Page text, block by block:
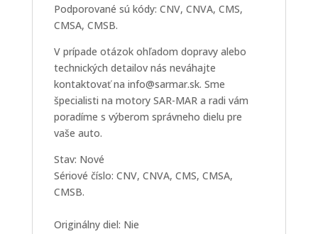
Podporované sú kódy: CNV, CNVA, CMS,
CMSA, CMSB.
V prípade otázok ohľadom dopravy alebo
technických detailov nás neváhajte
kontaktovať na info@sarmar.sk. Sme
špecialisti na motory SAR-MAR a radi vám
poradíme s výberom správneho dielu pre
vaše auto.
Stav: Nové
Sériové číslo: CNV, CNVA, CMS, CMSA,
CMSB.
Originálny diel: Nie